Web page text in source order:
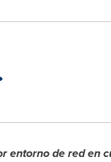
entorno de red en